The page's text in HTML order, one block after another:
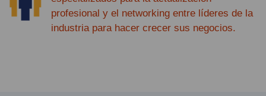
profesional y el networking entre líderes de la
industria para hacer crecer sus negocios.